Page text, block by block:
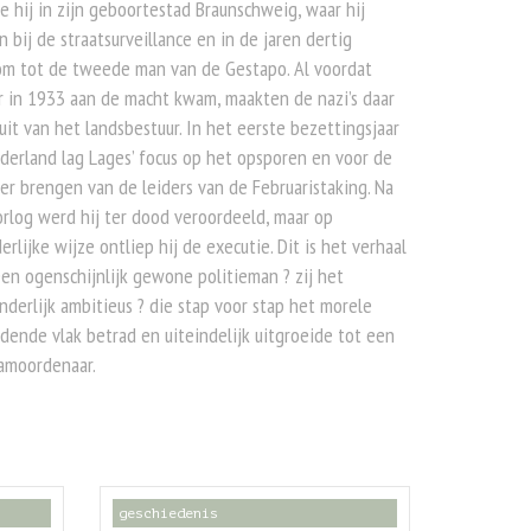
hij in zijn geboortestad Braunschweig, waar hij
bij de straatsurveillance en in de jaren dertig
tot de tweede man van de Gestapo. Al voordat
1933 aan de macht kwam, maakten de nazi’s daar
van het landsbestuur. In het eerste bezettingsjaar
lag Lages’ focus op het opsporen en voor de
brengen van de leiders van de Februaristaking. Na
werd hij ter dood veroordeeld, maar op
wijze ontliep hij de executie. Dit is het verhaal
ogenschijnlijk gewone politieman ? zij het
ambitieus ? die stap voor stap het morele
vlak betrad en uiteindelijk uitgroeide tot een
geschiedenis